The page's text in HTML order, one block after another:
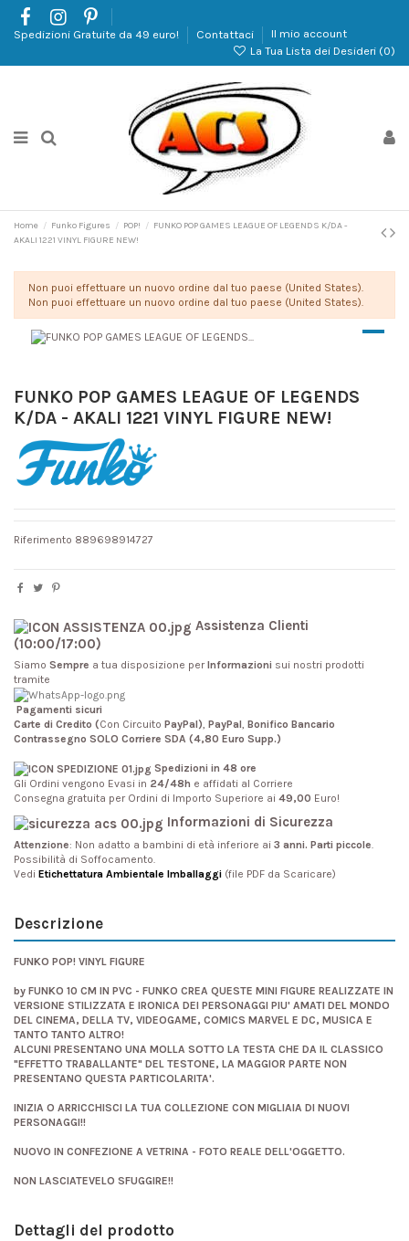
Spedizioni Gratuite da 49 euro! Contattaci
Il mio account
La Tua Lista dei Desideri (0)
Home Funko Figures POP!
FUNKO POP GAMES LEAGUE OF LEGENDS K/DA -
AKALI 1221 VINYL FIGURE NEW!
Non puoi effettuare un nuovo ordine dal tuo paese (United States).
Non puoi effettuare un nuovo ordine dal tuo paese (United States).
FUNKO POP GAMES LEAGUE OF LEGENDS
K/DA - AKALI 1221 VINYL FIGURE NEW!
Riferimento 889698914727
Assistenza Clienti
(10:00/17:00)
Siamo Sempre a tua disposizione perInformazioni sui nostri prodotti
tramite
Pagamenti sicuri
Carte di Credito (Con Circuito PayPal) PayPal Bonifico Bancario
Contrassegno SOLO Corriere SDA (4,80 Euro Supp.)
Spedizioni in 48 ore
Gli Ordini vengono Evasi in 24/48h e affidati al Corriere
Consegna gratuita per Ordini di Importo Superiore ai 49,00 Euro!
Informazioni di Sicurezza
Attenzione: Non adatto a bambini di età inferiore ai 3 anni. Parti piccole
Possibilità di Soffocamento.
Vedi Etichettatura Ambientale Imballaggi (file PDF da Scaricare)
Descrizione
FUNKO POP! VINYL FIGURE
by FUNKO 10 CM IN PVC - FUNKO CREA QUESTE MINI FIGURE REALIZZATE IN
VERSIONE STILIZZATA E IRONICA DEI PERSONAGGI PIU' AMATI DEL MONDO
DEL CINEMA, DELLA TV, VIDEOGAME, COMICS MARVEL E DC, MUSICA E
TANTO TANTO ALTRO!
ALCUNI PRESENTANO UNA MOLLA SOTTO LA TESTA CHE DA IL CLASSICO
"EFFETTO TRABALLANTE" DEL TESTONE, LA MAGGIOR PARTE NON
PRESENTANO QUESTA PARTICOLARITA'.
INIZIA O ARRICCHISCI LA TUA COLLEZIONE CON MIGLIAIA DI NUOVI
PERSONAGGI!!
NUOVO IN CONFEZIONE A VETRINA - FOTO REALE DELL'OGGETTO.
NON LASCIATEVELO SFUGGIRE!!
Dettagli del prodotto